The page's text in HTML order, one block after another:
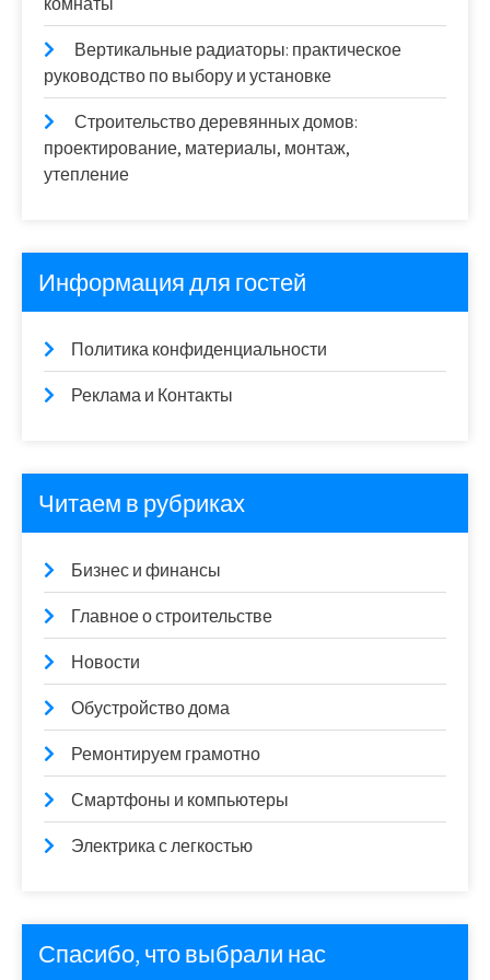
Вертикальные радиаторы: практическое
руководство по выбору и установке
Строительство деревянных домов:
проектирование, материалы, монтаж,
утепление
Информация для гостей
Политика конфиденциальности
Реклама и Контакты
Читаем в рубриках
Бизнес и финансы
Главное о строительстве
Новости
Обустройство дома
Ремонтируем грамотно
Смартфоны и компьютеры
Электрика с легкостью
Спасибо, что выбрали нас